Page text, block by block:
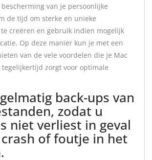
van je persoonlijke
de tijd om sterke en unieke
creëren en gebruik indien mogelijk
Op deze manier kun je met een
van de vele voordelen die je Mac
zorgt voor optimale
back-ups van
zodat u
niet verliest in geval
of foutje in het